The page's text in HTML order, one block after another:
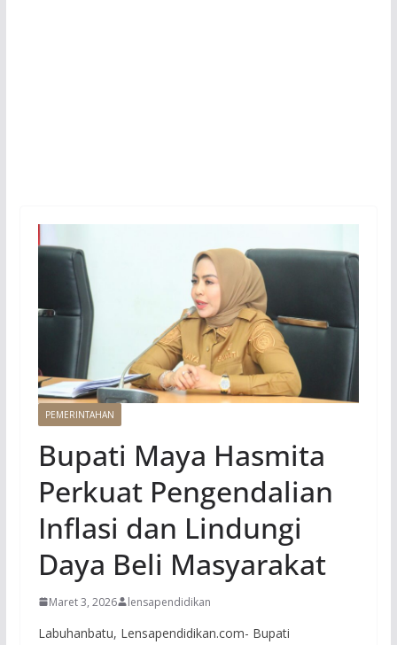
PEMERINTAHAN
Bupati Maya Hasmita
Perkuat Pengendalian
Inflasi dan Lindungi
Daya Beli Masyarakat
Maret 3, 2026 lensapendidikan
Labuhanbatu, Lensapendidikan.com- Bupati